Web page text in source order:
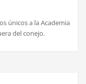
únicos a la Academia
del conejo.